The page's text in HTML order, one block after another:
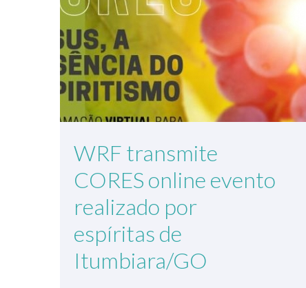
WRF transmite
CORES online evento
realizado por
espíritas de
Itumbiara/GO